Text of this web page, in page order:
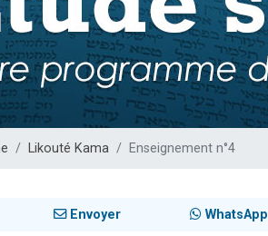
viennent de nous rejoindre sur WhatsApp
places pour étudier en groupe sur Zoom
donner son Maasser
donner son Maasser
Likouté Kama Enseignement n°4
Envoyer WhatsApp